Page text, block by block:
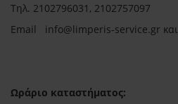
Τηλ. 2102796031, 2102757097
Email info@limperis-service.gr
Ωράριο καταστήματος: